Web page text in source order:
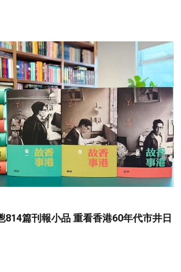
814篇刊報小品 重看香港60年代市井日